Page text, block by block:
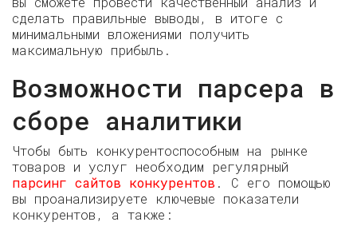
сделать правильные выводы, в итоге с
минимальными вложениями получить
максимальную прибыль.
Возможности парсера в
сборе аналитики
Чтобы быть конкурентоспособным на рынке
товаров и услуг необходим регулярный
парсинг сайтов конкурентов . С его помощью
вы проанализируете ключевые показатели
конкурентов, а также: